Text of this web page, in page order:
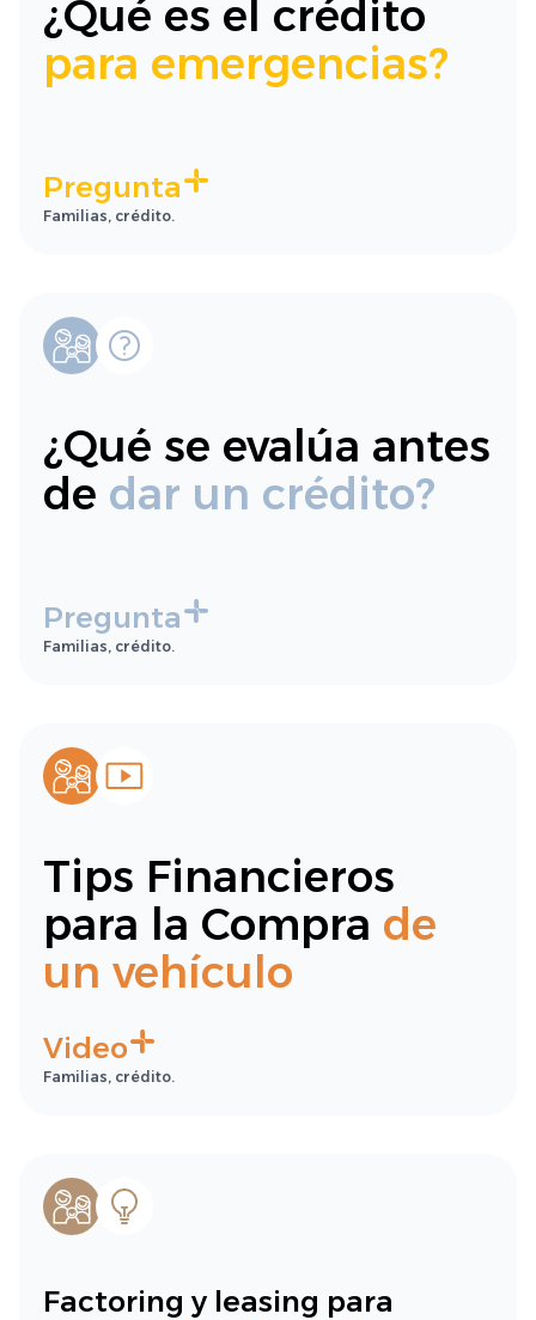
¿Qué es el crédito
para emergencias?
Pregunta
Familias, crédito.
¿Qué se evalúa antes
de dar un crédito?
Pregunta
Familias, crédito.
Tips Financieros
para la Compra de
un vehículo
Video
Familias, crédito.
Factoring y leasing para